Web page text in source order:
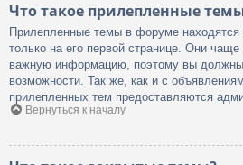
Что такое прилепленные
Прилепленные темы в форуме находятся
только на его первой странице. Они
важную информацию, поэтому вы должны
возможности. Так же, как и с
прилепленных тем предоставляются
Вернуться к началу